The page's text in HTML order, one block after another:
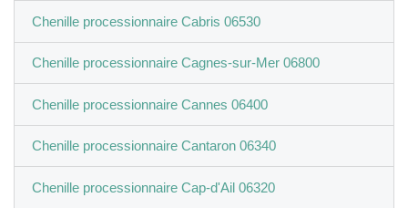
Chenille processionnaire Cabris 06530
Chenille processionnaire Cagnes-sur-Mer 06800
Chenille processionnaire Cannes 06400
Chenille processionnaire Cantaron 06340
Chenille processionnaire Cap-d'Ail 06320